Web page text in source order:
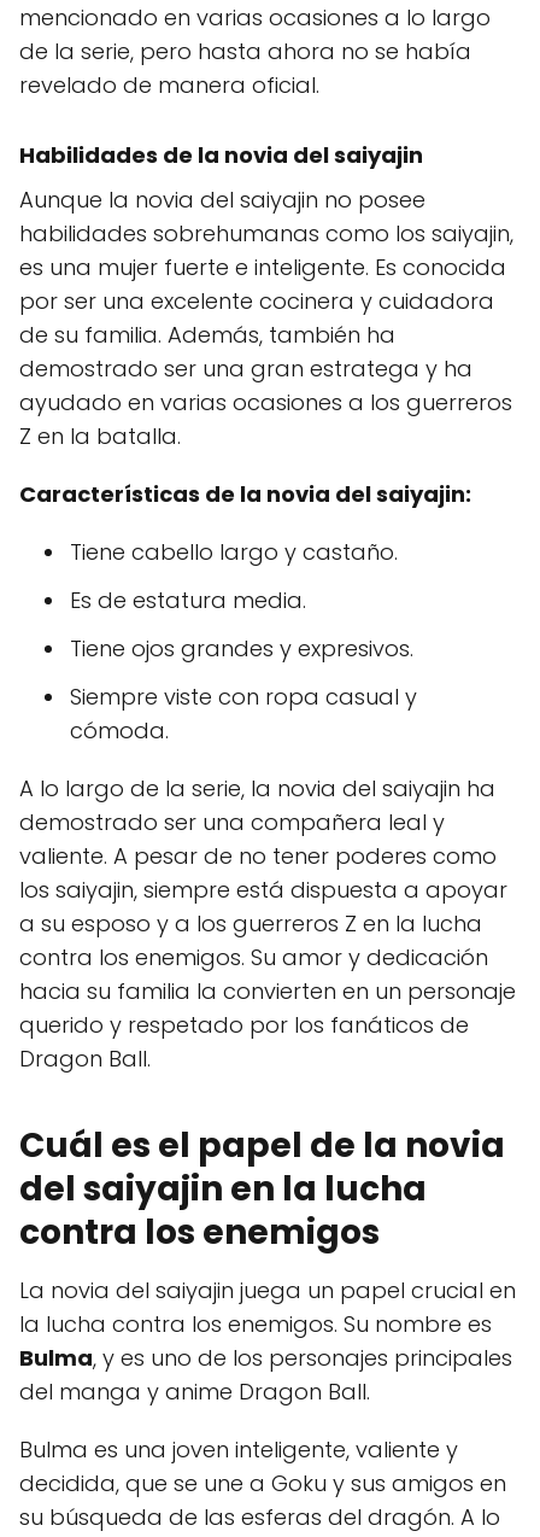
mencionado en varias ocasiones a lo largo
de la serie, pero hasta ahora no se había
revelado de manera oficial.
Habilidades de la novia del saiyajin
Aunque la novia del saiyajin no posee
habilidades sobrehumanas como los saiyajin,
es una mujer fuerte e inteligente. Es conocida
por ser una excelente cocinera y cuidadora
de su familia. Además, también ha
demostrado ser una gran estratega y ha
ayudado en varias ocasiones a los guerreros
Z en la batalla.
Características de la novia del saiyajin:
Tiene cabello largo y castaño.
Es de estatura media.
Tiene ojos grandes y expresivos.
Siempre viste con ropa casual y
cómoda.
A lo largo de la serie, la novia del saiyajin ha
demostrado ser una compañera leal y
valiente. A pesar de no tener poderes como
los saiyajin, siempre está dispuesta a apoyar
a su esposo y a los guerreros Z en la lucha
contra los enemigos. Su amor y dedicación
hacia su familia la convierten en un personaje
querido y respetado por los fanáticos de
Dragon Ball.
Cuál es el papel de la novia
del saiyajin en la lucha
contra los enemigos
La novia del saiyajin juega un papel crucial en
la lucha contra los enemigos. Su nombre es
Bulma, y es uno de los personajes principales
del manga y anime Dragon Ball.
Bulma es una joven inteligente, valiente y
decidida, que se une a Goku y sus amigos en
su búsqueda de las esferas del dragón. A lo